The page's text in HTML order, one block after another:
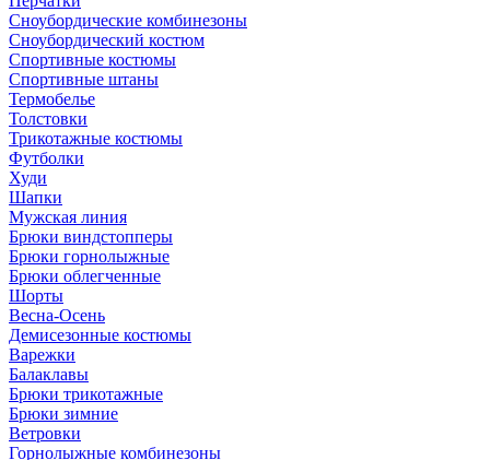
Сноубордические комбинезоны
Сноубордический костюм
Спортивные костюмы
Спортивные штаны
Термобелье
Толстовки
Трикотажные костюмы
Футболки
Худи
Шапки
Мужская линия
Брюки виндстопперы
Брюки горнолыжные
Брюки облегченные
Шорты
Весна-Осень
Демисезонные костюмы
Варежки
Балаклавы
Брюки трикотажные
Брюки зимние
Ветровки
Горнолыжные комбинезоны